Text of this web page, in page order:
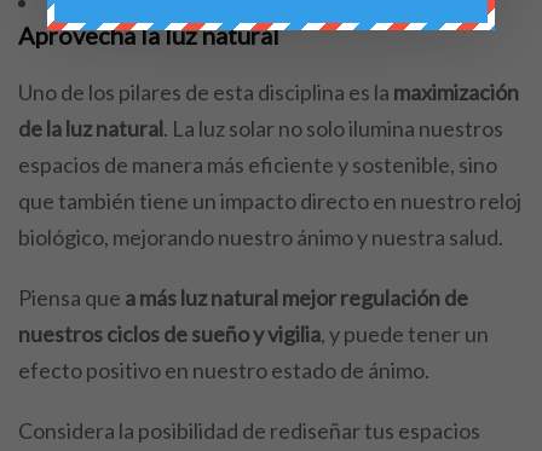
Aprovecha la luz natural
Uno de los pilares de esta disciplina es la maximización
de la luz natural. La luz solar no solo ilumina nuestros
espacios de manera más eficiente y sostenible, sino
que también tiene un impacto directo en nuestro reloj
biológico, mejorando nuestro ánimo y nuestra salud.
Piensa que a más luz natural mejor regulación de
nuestros ciclos de sueño y vigilia, y puede tener un
efecto positivo en nuestro estado de ánimo.
Considera la posibilidad de rediseñar tus espacios